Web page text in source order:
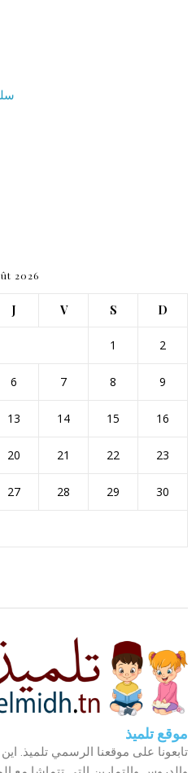
2026
J V S D
1 2
6 7 8 9
13 14 15 16
20 21 22 23
27 28 29 30
موقع تلميذ
تابعونا على موقعنا الرسمي تلميذ.